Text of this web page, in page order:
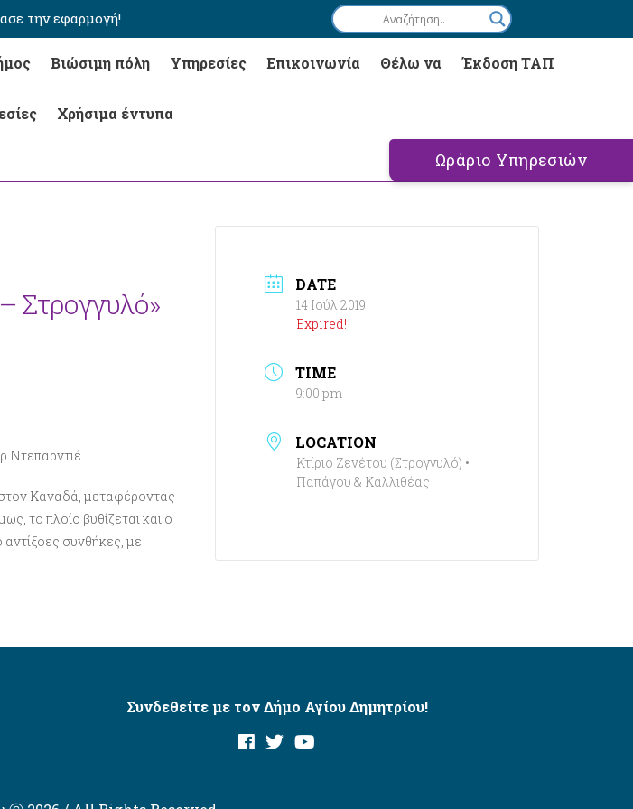
την εφαρμογή!
Βιώσιμη πόλη Υπηρεσίες Επικοινωνία Θέλω να Έκδοση ΤΑΠ
Χρήσιμα έντυπα
Ωράριο Υπηρεσιών
Στρογγυλό»
Ντεπαρντιέ.
στον Καναδά, μεταφέροντας
το πλοίο βυθίζεται και ο
συνθήκες, με
DATE
14 Ιούλ 2019
Expired!
TIME
9:00 pm
LOCATION
Κτίριο Ζενέτου (Στρογγυλό) •
Παπάγου & Καλλιθέας
Συνδεθείτε με τον Δήμο Αγίου Δημητρίου!